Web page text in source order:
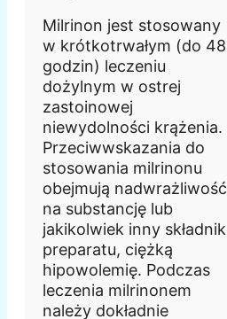
Milrinon jest stosowany
w krótkotrwałym (do 48
godzin) leczeniu
dożylnym w ostrej
zastoinowej
niewydolności krążenia.
Przeciwwskazania do
stosowania milrinonu
obejmują nadwrażliwość
na substancję lub
jakikolwiek inny składnik
preparatu, ciężką
hipowolemię. Podczas
leczenia milrinonem
należy dokładnie